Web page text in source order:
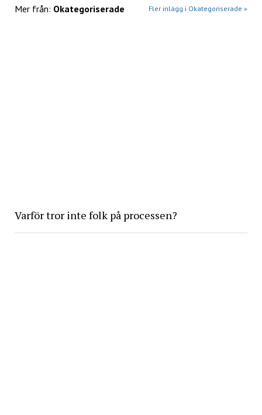
Mer från: Okategoriserade Fler inlägg i Okategoriserade »
Varför tror inte folk på processen?